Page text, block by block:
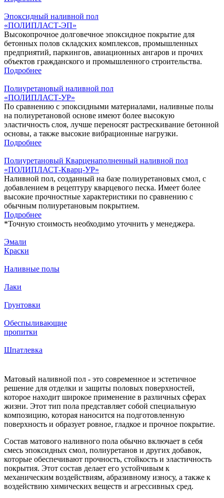
Эпоксидный наливной пол
«‎ПОЛИПЛАСТ-ЭП»
Высокопрочное долговечное эпоксидное покрытие для
бетонных полов складских комплексов, промышленных
предприятий, паркингов, авиационных ангаров и прочих
объектов гражданского и промышленного строительства.
Подробнее
Полиуретановый наливной пол
«ПОЛИПЛАСТ-УР»
По сравнению с эпоксидными материалами, наливные полы
на полиуретановой основе имеют более высокую
эластичность слоя, лучше переносят растрескивание бетонной
основы, а также высокие вибрационные нагрузки.
Подробнее
Полиуретановый Кварценаполненный наливной пол
«ПОЛИПЛАСТ-Кварц-УР»
Наливной пол, созданный на базе полиуретановых смол, с
добавлением в рецептуру кварцевого песка. Имеет более
высокие прочностные характеристики по сравнению с
обычным полиуретановым покрытием.
Подробнее
*Точную стоимость необходимо уточнить у менеджера.
Эмали
Краски
Наливные полы
Лаки
Грунтовки
Обеспыливающие
пропитки
Шпатлевка
Матовый наливной пол - это современное и эстетичное
решение для отделки и защиты половых поверхностей,
которое находит широкое применение в различных сферах
жизни. Этот тип пола представляет собой специальную
композицию, которая наносится на подготовленную
поверхность и образует ровное, гладкое и прочное покрытие.
Состав матового наливного пола обычно включает в себя
смесь эпоксидных смол, полиуретанов и других добавок,
которые обеспечивают прочность, стойкость и эластичность
покрытия. Этот состав делает его устойчивым к
механическим воздействиям, абразивному износу, а также к
воздействию химических веществ и агрессивных сред.